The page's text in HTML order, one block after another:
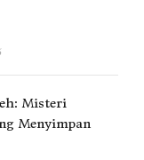
Misteri
Menyimpan